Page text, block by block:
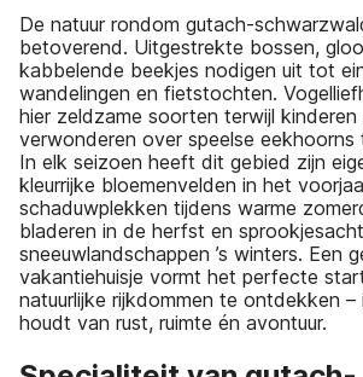
De natuur rondom gutach-
betoverend. Uitgestrekte bossen,
kabbelende beekjes nodigen uit tot
wandelingen en fietstochten.
hier zeldzame soorten terwijl kinderen
verwonderen over speelse eekhoorns
In elk seizoen heeft dit gebied zijn
kleurrijke bloemenvelden in het
schaduwplekken tijdens warme
bladeren in de herfst en
sneeuwlandschappen ’s winters. Een
vakantiehuisje vormt het perfecte
natuurlijke rijkdommen te ontdekken
houdt van rust, ruimte én avontuur.